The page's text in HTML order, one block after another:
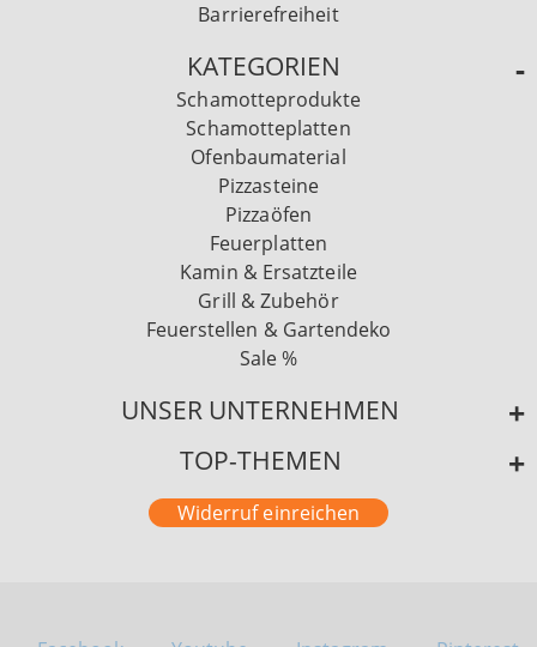
Barrierefreiheit
KATEGORIEN
Schamotteprodukte
Schamotteplatten
Ofenbaumaterial
Pizzasteine
Pizzaöfen
Feuerplatten
Kamin & Ersatzteile
Grill & Zubehör
Feuerstellen & Gartendeko
Sale %
UNSER UNTERNEHMEN
TOP-THEMEN
Widerruf einreichen